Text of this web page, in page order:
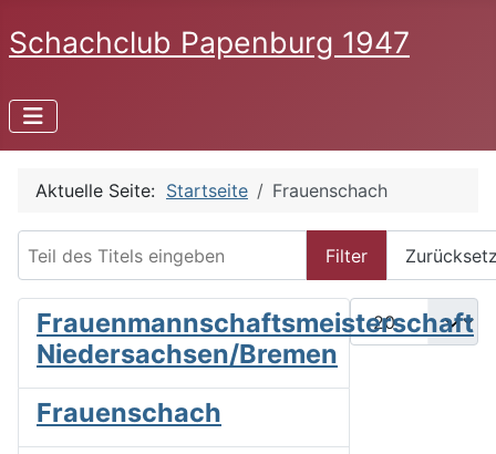
Schachclub Papenburg 1947
Aktuelle Seite: Startseite Frauenschach
Filter
Anzeige #
Frauenmannschaftsmeisterschaft
Niedersachsen/Bremen
Frauenschach